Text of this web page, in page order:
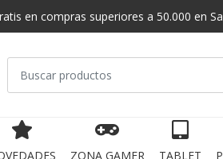
en compras superiores a 50.000 en
ZONA GAMER TABLET